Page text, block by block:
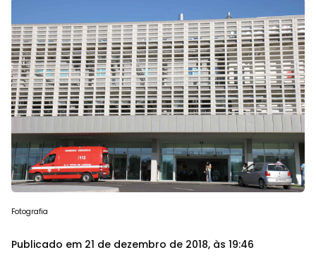
Fotografia
Publicado em 21 de dezembro de 2018, às 19:46